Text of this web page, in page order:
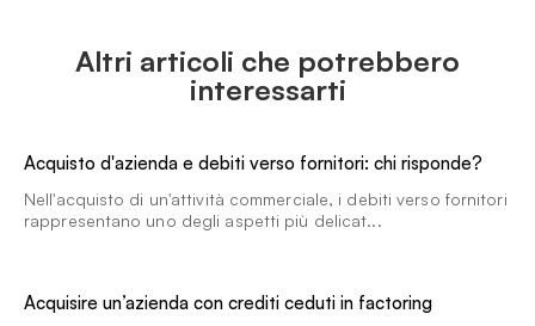
Altri articoli che potrebbero
interessarti
Acquisto d'azienda e debiti verso fornitori: chi risponde?
Nell'acquisto di un'attività commerciale, i debiti verso fornitori
rappresentano uno degli aspetti più delicat...
Acquisire un’azienda con crediti ceduti in factoring